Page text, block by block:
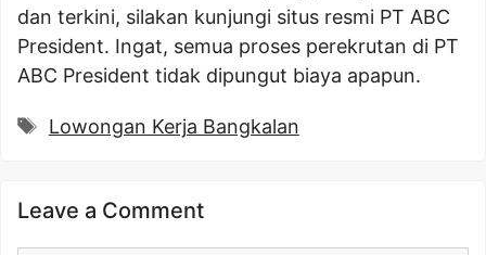
dan terkini, silakan kunjungi situs resmi PT ABC
President. Ingat, semua proses perekrutan di PT
ABC President tidak dipungut biaya apapun.
Tags
Lowongan Kerja Bangkalan
Leave a Comment